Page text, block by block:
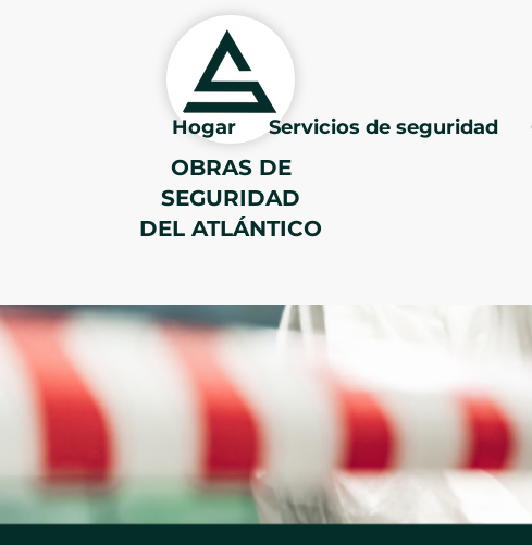
OBRAS DE
SEGURIDAD
DEL ATLÁNTICO
Hogar Servicios de seguridad